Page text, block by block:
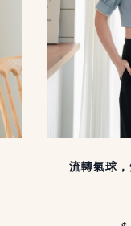
流轉氣球